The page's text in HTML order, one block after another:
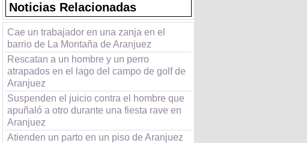
Noticias Relacionadas
Cae un trabajador en una zanja en el
barrio de La Montaña de Aranjuez
Rescatan a un hombre y un perro
atrapados en el lago del campo de golf de
Aranjuez
Suspenden el juicio contra el hombre que
apuñaló a otro durante una fiesta rave en
Aranjuez
Atienden un parto en un piso de Aranjuez